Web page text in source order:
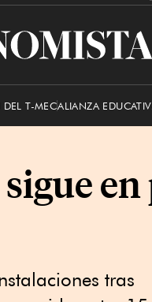
DEL T-MECALIANZA
tras